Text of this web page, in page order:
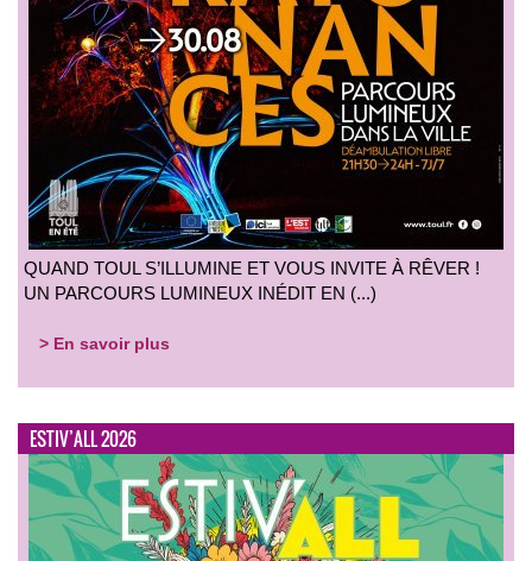
QUAND TOUL S’ILLUMINE ET VOUS INVITE À RÊVER !
UN PARCOURS LUMINEUX INÉDIT EN (...)
> En savoir plus
ESTIV’ALL 2026